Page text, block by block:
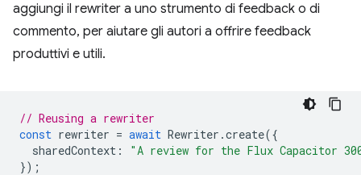
aggiungi il rewriter a uno strumento di feedback o di
commento, per aiutare gli autori a offrire feedback
produttivi e utili.
// Reusing a rewriter
const rewriter = await Rewriter .create({
sharedContext :
"A review for the Flux Capacitor
});